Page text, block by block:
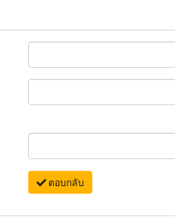
ตอบกลับ